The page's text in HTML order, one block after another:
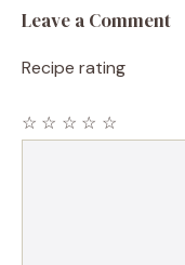
Leave a Comment
Recipe rating
☆
☆
☆
☆
☆